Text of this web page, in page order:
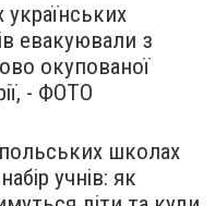
українських
евакуювали з
окупованої
- ФОТО
школах
учнів: як